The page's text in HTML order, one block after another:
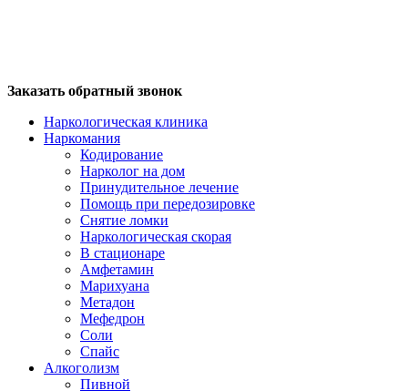
Заказать обратный звонок
Наркологическая клиника
Наркомания
Кодирование
Нарколог на дом
Принудительное лечение
Помощь при передозировке
Снятие ломки
Наркологическая скорая
В стационаре
Амфетамин
Марихуана
Метадон
Мефедрон
Соли
Спайс
Алкоголизм
Пивной